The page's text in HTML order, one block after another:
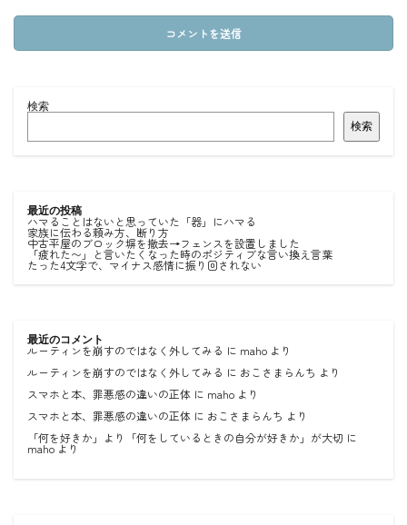
検索
検索
最近の投稿
ハマることはないと思っていた「器」にハマる
家族に伝わる頼み方、断り方
中古平屋のブロック塀を撤去→フェンスを設置しました
「疲れた〜」と言いたくなった時のポジティブな言い換え言葉
たった4文字で、マイナス感情に振り回されない
最近のコメント
ルーティンを崩すのではなく外してみる に maho より
ルーティンを崩すのではなく外してみる に おこさまらんち より
スマホと本、罪悪感の違いの正体 に maho より
スマホと本、罪悪感の違いの正体 に おこさまらんち より
「何を好きか」より「何をしているときの自分が好きか」が大切 に
mahoより